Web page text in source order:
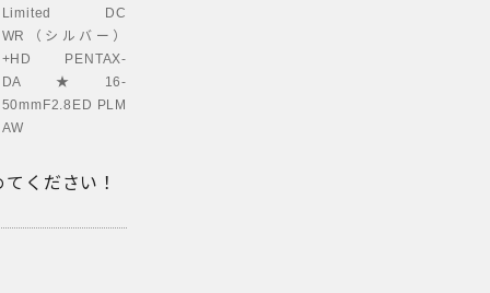
Limited DC
WR（シルバー）
+HD PENTAX-
DA★16-
50mmF2.8ED PLM
AW
ください！